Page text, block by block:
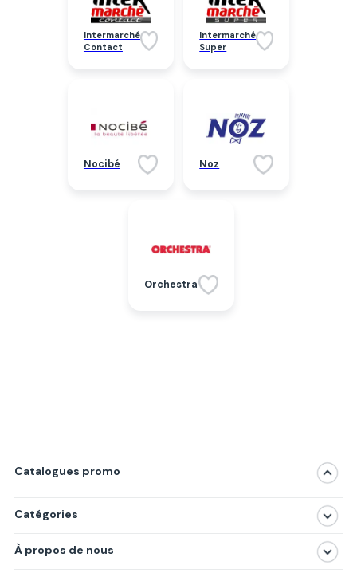
Intermarché
Contact
Intermarché
Super
Nocibé Noz
Orchestra
Catalogues promo
Catégories
Produits
À propos de nous